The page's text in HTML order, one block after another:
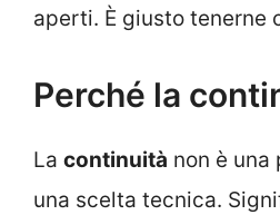
aperti. È giusto tenerne
Perché la
La continuità non è una
una scelta tecnica.